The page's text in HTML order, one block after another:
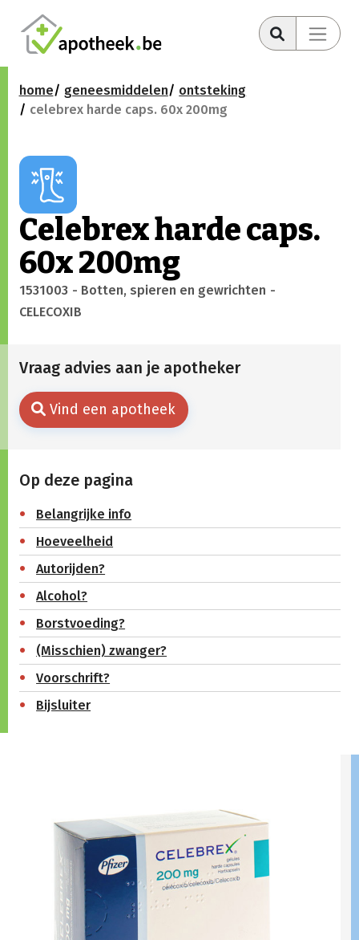
home geneesmiddelen
ontsteking
celebrex harde caps. 60x 200mg
Celebrex harde caps.
60x 200mg
1531003 - Botten, spieren en gewrichten -
CELECOXIB
Vraag advies aan je apotheker
Vind een apotheek
Op deze pagina
Belangrijke info
Hoeveelheid
Autorijden?
Alcohol?
Borstvoeding?
(Misschien) zwanger?
Voorschrift?
Bijsluiter